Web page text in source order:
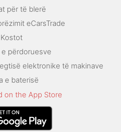
për të blerë
eCarsTrade
Kostot
përdoruesve
elektronike të makinave
e baterisë